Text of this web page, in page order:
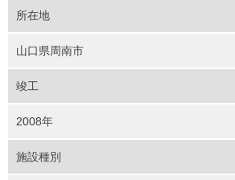
所在地
山口県周南市
竣工
2008年
施設種別